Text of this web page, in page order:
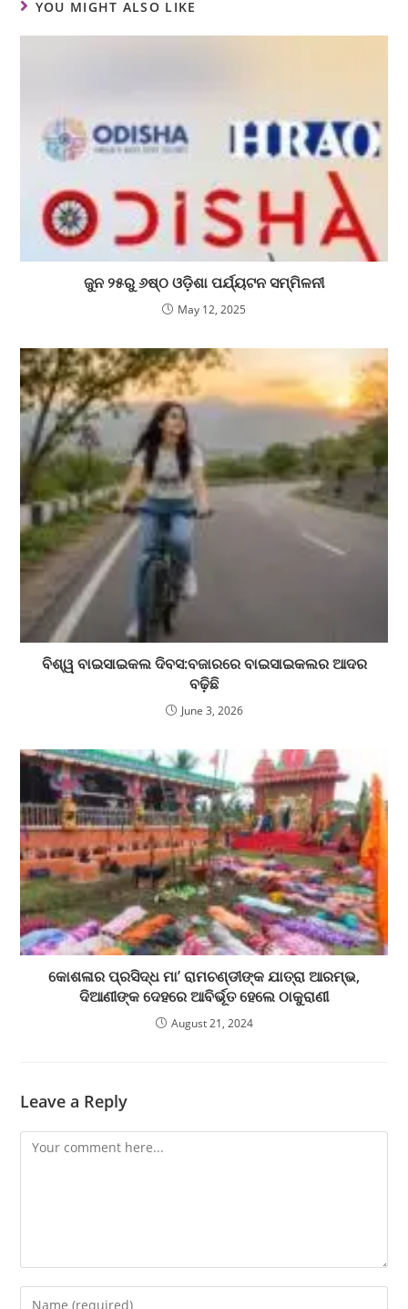
YOU MIGHT ALSO LIKE
ଜୁନ ୨୫ରୁ ୬ଷ୍ଠ ଓଡ଼ିଶା ପର୍ଯ୍ୟଟନ ସମ୍ମିଳନୀ
May 12, 2025
ବିଶ୍ୱ ବାଇସାଇକଲ ଦିବସ:ବଜାରରେ ବାଇସାଇକଲର ଆଦର
ବଢ଼ିଛି
June 3, 2026
କୋଶଳାର ପ୍ରସିଦ୍ଧ ମା’ ରାମଚଣ୍ଡୀଙ୍କ ଯାତ୍ରା ଆରମ୍ଭ,
ଦିଆଣୀଙ୍କ ଦେହରେ ଆବିର୍ଭୂତ ହେଲେ ଠାକୁରାଣୀ
August 21, 2024
Leave a Reply